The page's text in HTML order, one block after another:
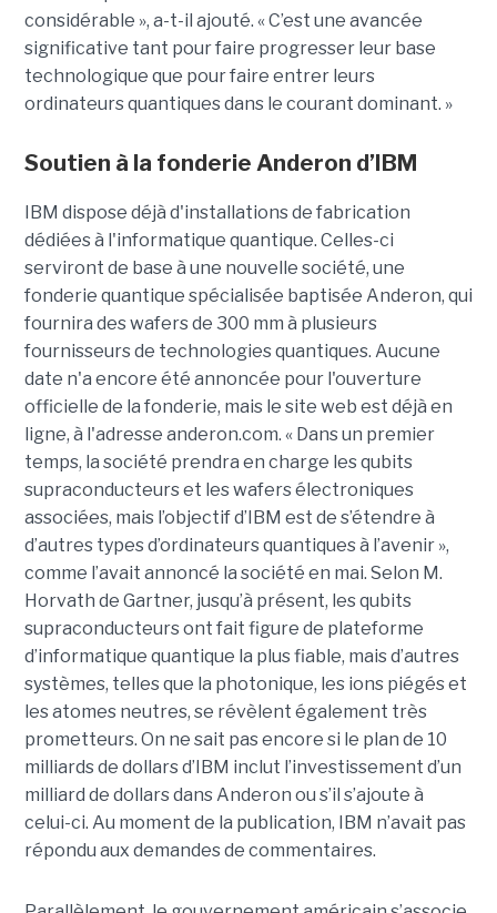
considérable », a-t-il ajouté. « C’est une avancée
significative tant pour faire progresser leur base
technologique que pour faire entrer leurs
ordinateurs quantiques dans le courant dominant. »
Soutien à la fonderie Anderon d’IBM
IBM dispose déjà d'installations de fabrication
dédiées à l'informatique quantique. Celles-ci
serviront de base à une nouvelle société, une
fonderie quantique spécialisée baptisée Anderon, qui
fournira des wafers de 300 mm à plusieurs
fournisseurs de technologies quantiques. Aucune
date n'a encore été annoncée pour l'ouverture
officielle de la fonderie, mais le site web est déjà en
ligne, à l'adresse anderon.com. « Dans un premier
temps, la société prendra en charge les qubits
supraconducteurs et les wafers électroniques
associées, mais l’objectif d’IBM est de s’étendre à
d’autres types d’ordinateurs quantiques à l’avenir »,
comme l’avait annoncé la société en mai. Selon M.
Horvath de Gartner, jusqu’à présent, les qubits
supraconducteurs ont fait figure de plateforme
d’informatique quantique la plus fiable, mais d’autres
systèmes, telles que la photonique, les ions piégés et
les atomes neutres, se révèlent également très
prometteurs. On ne sait pas encore si le plan de 10
milliards de dollars d’IBM inclut l’investissement d’un
milliard de dollars dans Anderon ou s’il s’ajoute à
celui-ci. Au moment de la publication, IBM n’avait pas
répondu aux demandes de commentaires.